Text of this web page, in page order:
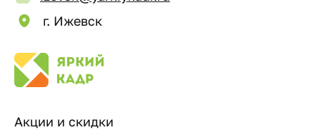
г. Ижевск
Акции и скидки